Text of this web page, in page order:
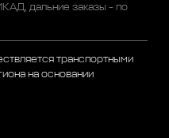
дальние заказы - по
транспортными
на основании